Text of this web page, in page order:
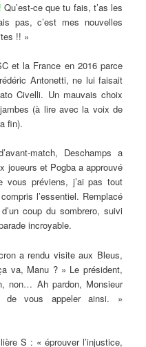
Qu’est-ce que tu fais, t’as les
pas, c’est mes nouvelles
!! »
et la France en 2016 parce
Antonetti, ne lui faisait
Civelli. Un mauvais choix
(à lire avec la voix de
fin).
match, Deschamps a
joueurs et Pogba a approuvé
préviens, j’ai pas tout
l’essentiel. Remplacé
coup du sombrero, suivi
incroyable.
a rendu visite aux Bleus,
va, Manu ? » Le président,
non… Ah pardon, Monsieur
de vous appeler ainsi. »
S : « éprouver l’injustice,